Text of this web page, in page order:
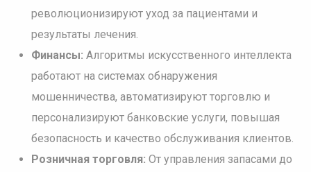
революционизируют уход за пациентами и
результаты лечения.
Финансы: Алгоритмы искусственного интеллекта
работают на системах обнаружения
мошенничества, автоматизируют торговлю и
персонализируют банковские услуги, повышая
безопасность и качество обслуживания клиентов.
Розничная торговля: От управления запасами до